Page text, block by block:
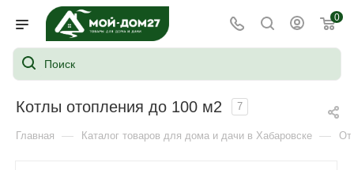
0
Котлы отопления до 100 м2 7
Главная — Каталог товаров для дома и дачи в Хабаровске —